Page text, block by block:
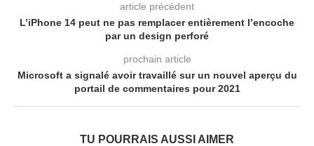
article précédent
L’iPhone 14 peut ne pas remplacer entièrement l’encoche
par un design perforé
prochain article
Microsoft a signalé avoir travaillé sur un nouvel aperçu du
portail de commentaires pour 2021
TU POURRAIS AUSSI AIMER